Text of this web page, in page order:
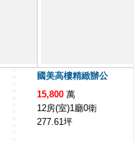
國美高樓精緻辦公
15,800 萬
12房(室)1廳0衛
277.61坪